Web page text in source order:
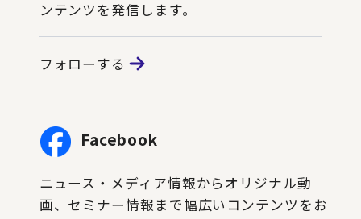
ンテンツを発信します。
フォローする
Facebook
ニュース・メディア情報からオリジナル動
画、セミナー情報まで幅広いコンテンツをお